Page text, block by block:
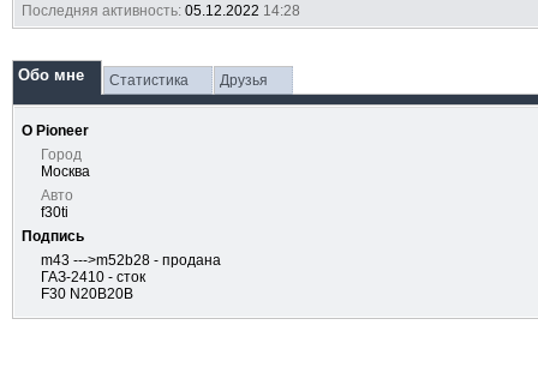
Последняя активность:05.12.2022 14:28
Обо мне Статистика Друзья
О Pioneer
Город
Москва
Авто
f30ti
Подпись
m43 --->m52b28 - продана
ГАЗ-2410 - сток
F30 N20B20B